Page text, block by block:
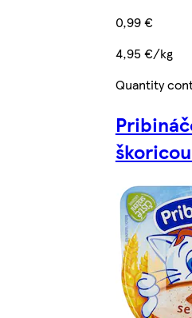
0,99 €
4,95 €/kg
Quantity